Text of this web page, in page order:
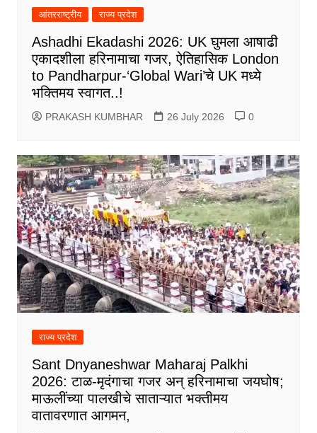
आंतरराष्ट्रीय राज्य प्रदेश
Ashadhi Ekadashi 2026: UK घुमला आषाढी
एकादशीला हरिनामाचा गजर, ऐतिहासिक London
to Pandharpur-‘Global Wari’चे UK मध्ये
भक्तिमय स्वागत..!
PRAKASH KUMBHAR 26 July 2026 0
राज्य प्रदेश
Sant Dnyaneshwar Maharaj Palkhi
2026: टाळ-मृदंगाचा गजर अन् हरिनामाचा जयघोष;
माऊलींच्या पालखीचे साताऱ्यात भक्तीमय
वातावरणात आगमन,